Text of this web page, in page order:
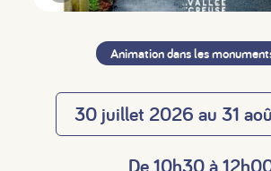
Animation dans les
30 juillet 2026 au 31
De 10h30 à